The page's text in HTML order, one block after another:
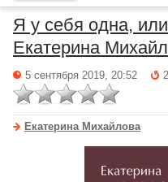
Я у себя одна,
Екатерина
5 сентября 2019, 20:52
Екатерина Михайлова